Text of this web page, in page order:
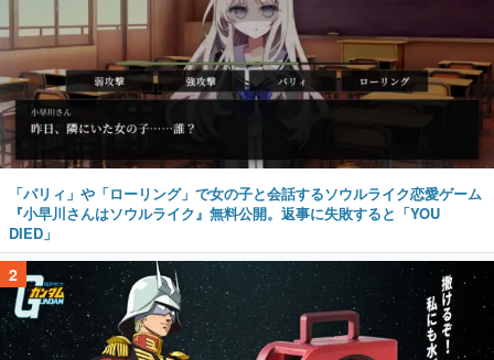
「パリィ」や「ローリング」で女の子と会話するソウルライク恋愛ゲーム
『小早川さんはソウルライク』無料公開。返事に失敗すると「YOU
DIED」
2